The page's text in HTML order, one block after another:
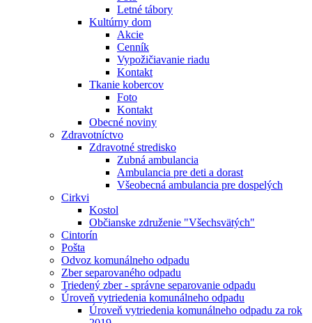
Letné tábory
Kultúrny dom
Akcie
Cenník
Vypožičiavanie riadu
Kontakt
Tkanie kobercov
Foto
Kontakt
Obecné noviny
Zdravotníctvo
Zdravotné stredisko
Zubná ambulancia
Ambulancia pre deti a dorast
Všeobecná ambulancia pre dospelých
Cirkvi
Kostol
Občianske združenie "Všechsvätých"
Cintorín
Pošta
Odvoz komunálneho odpadu
Zber separovaného odpadu
Triedený zber - správne separovanie odpadu
Úroveň vytriedenia komunálneho odpadu
Úroveň vytriedenia komunálneho odpadu za rok